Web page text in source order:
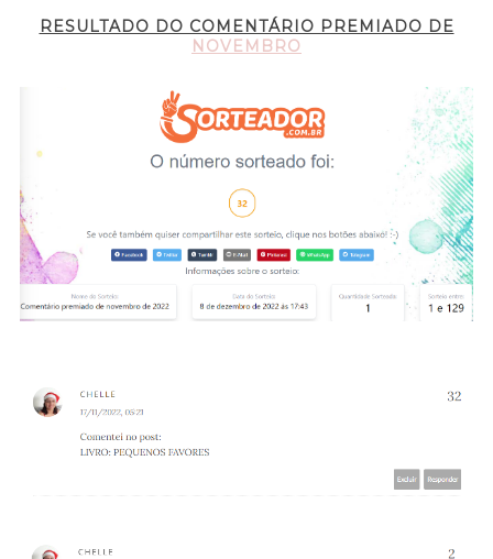
RESULTADO DO COMENTÁRIO PREMIADO DE
NOVEMBRO